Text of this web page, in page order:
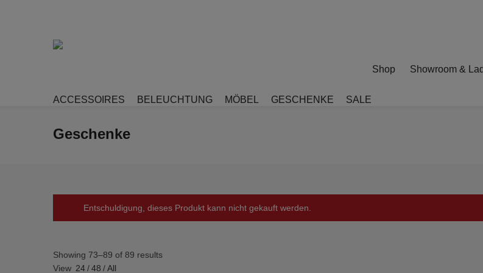
Shop Showroom &
ACCESSOIRES BELEUCHTUNG MÖBEL GESCHENKE SALE
Geschenke
Entschuldigung, dieses Produkt kann nicht gekauft werden.
Showing 73–89 of 89 results
View 24/48 /All